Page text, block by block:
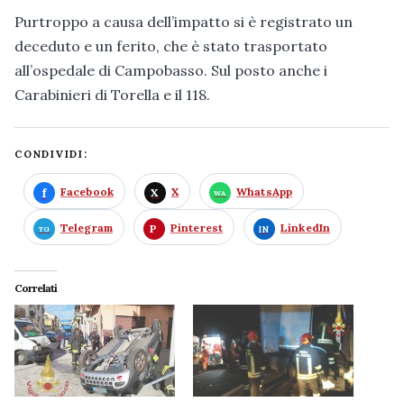
Purtroppo a causa dell’impatto si è registrato un
deceduto e un ferito, che è stato trasportato
all’ospedale di Campobasso. Sul posto anche i
Carabinieri di Torella e il 118.
CONDIVIDI:
Facebook X WhatsApp
Telegram Pinterest LinkedIn
Correlati